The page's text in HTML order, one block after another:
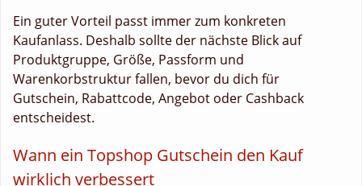
Ein guter Vorteil passt immer zum konkreten
Kaufanlass. Deshalb sollte der nächste Blick auf
Produktgruppe, Größe, Passform und
Warenkorbstruktur fallen, bevor du dich für
Gutschein, Rabattcode, Angebot oder Cashback
entscheidest.
Wann ein Topshop Gutschein den Kauf
wirklich verbessert